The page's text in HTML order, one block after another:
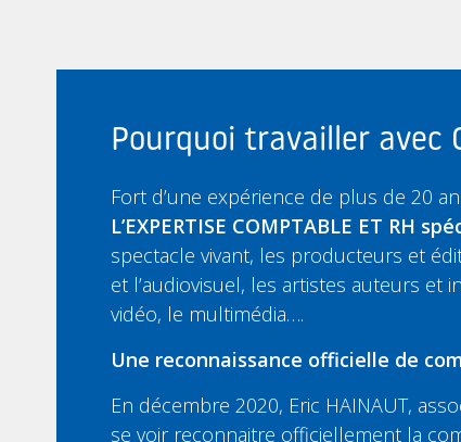
Pourquoi travailler avec
Fort d’une expérience de plus de 20
L’EXPERTISE COMPTABLE ET RH
spectacle vivant, les producteurs et
et l’audiovisuel, les artistes auteurs et
vidéo, le multimédia….
Une reconnaissance officielle de
En décembre 2020, Eric HAINAUT,
se voir reconnaitre officiellement la